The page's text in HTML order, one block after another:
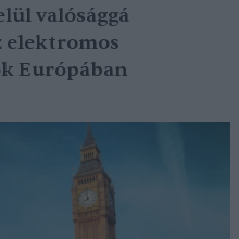
valósággá
elektromos
Európában